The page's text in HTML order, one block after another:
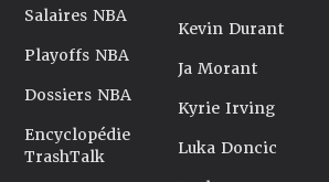
Salaires NBA
Playoffs NBA
Dossiers NBA
Encyclopédie
TrashTalk
Kevin Durant
Ja Morant
Kyrie Irving
Luka Doncic